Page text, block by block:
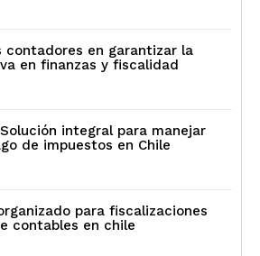
contadores en garantizar la
en finanzas y fiscalidad
integral para manejar
de impuestos en Chile
para fiscalizaciones
contables en chile